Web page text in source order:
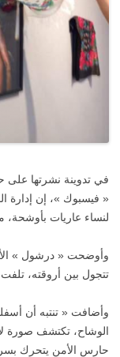
في تدوينة نشرتها على
« فيسبوك »، إن إدارة
لنساء عاريات بأوشحة،
وأوضحت « درشول »
تتجول بين أروقته،
وأضافت « تنتبه أن
الوشاح، تكتشف صورة
حارس الأمن يتحرك